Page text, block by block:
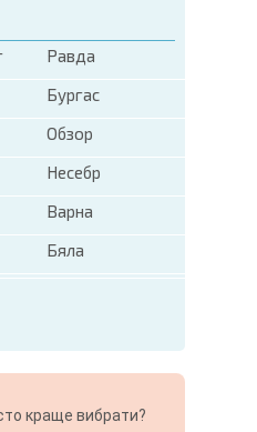
Равда
Бургас
Обзор
Несебр
Варна
Бяла
краще вибрати?